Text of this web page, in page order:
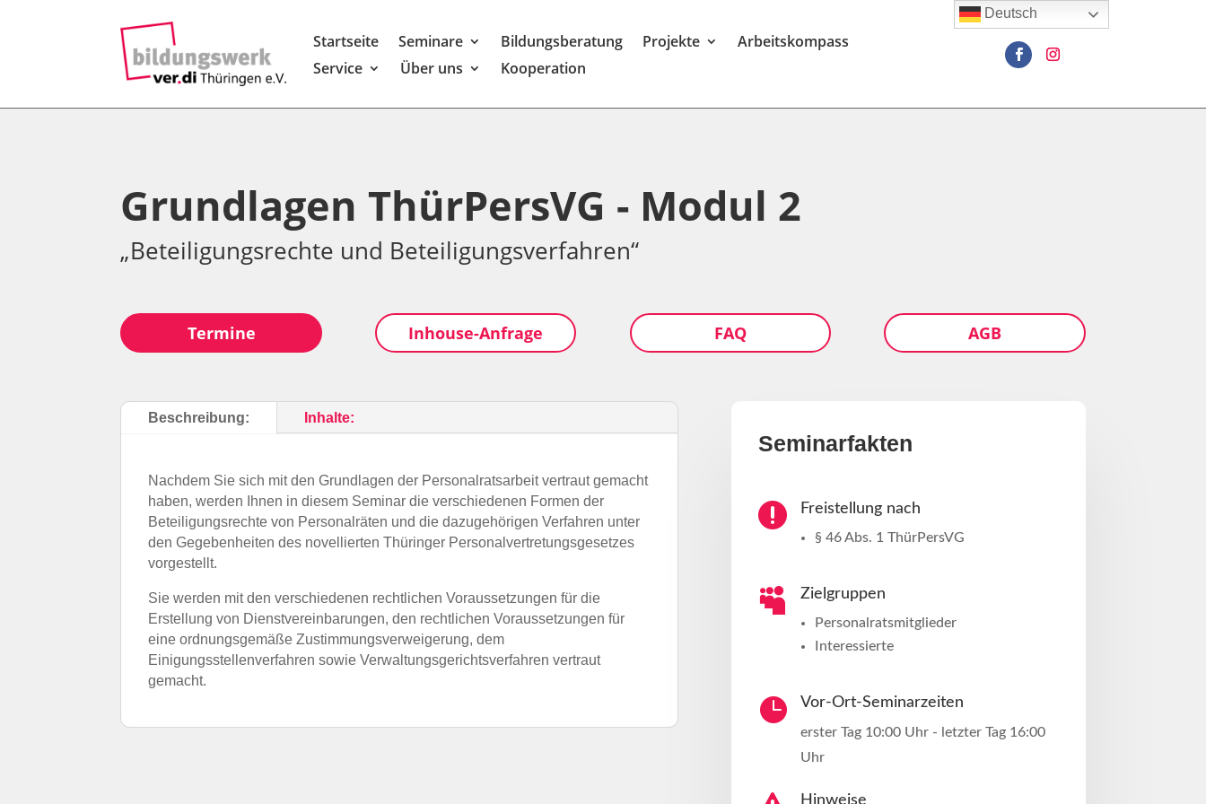
Startseite Seminare Bildungsberatung Projekte
Arbeitskompass
Service
Über uns Kooperation
Grundlagen ThürPersVG - Modul 2
„Beteiligungsrechte und Beteiligungsverfahren“
Termine Inhouse-Anfrage FAQ AGB
Beschreibung: Inhalte:
Nachdem Sie sich mit den Grundlagen der Personalratsarbeit vertraut gemacht
haben, werden Ihnen in diesem Seminar die verschiedenen Formen der
Beteiligungsrechte von Personalräten und die dazugehörigen Verfahren unter
den Gegebenheiten des novellierten Thüringer Personalvertretungsgesetzes
vorgestellt.
Sie werden mit den verschiedenen rechtlichen Voraussetzungen für die
Erstellung von Dienstvereinbarungen, den rechtlichen Voraussetzungen für
eine ordnungsgemäße Zustimmungsverweigerung, dem
Einigungsstellenverfahren sowie Verwaltungsgerichtsverfahren vertraut
gemacht.
Seminarfakten
 Freistellung nach
§ 46 Abs​. 1 ThürPersVG
 Zielgruppen
Personalratsmitglieder
Interessierte
 Vor-Ort-Seminarzeiten
erster Tag 10:00 Uhr - letzter Tag 16:00
Uhr
Hinweise
Deutsch